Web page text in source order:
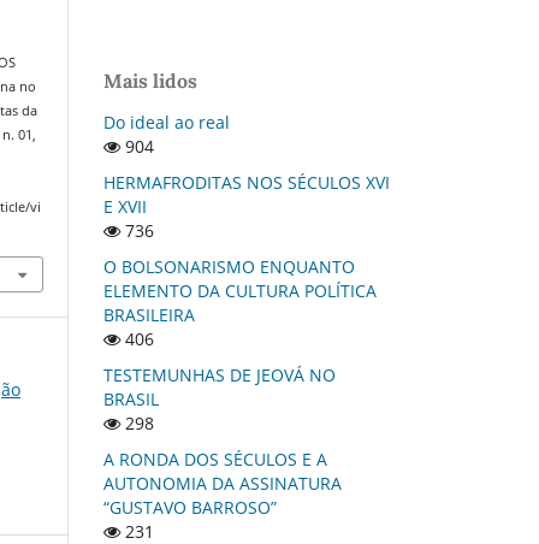
no
da
01,
vi
Mais lidos
Do ideal ao real
904
HERMAFRODITAS NOS SÉCULOS XVI
E XVII
736
O BOLSONARISMO ENQUANTO
ELEMENTO DA CULTURA POLÍTICA
BRASILEIRA
406
TESTEMUNHAS DE JEOVÁ NO
BRASIL
298
A RONDA DOS SÉCULOS E A
AUTONOMIA DA ASSINATURA
“GUSTAVO BARROSO”
231